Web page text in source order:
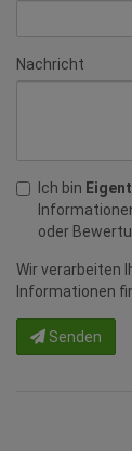
Nachricht
Ich bin
oder
Wir verarbeiten
Informationen
Senden